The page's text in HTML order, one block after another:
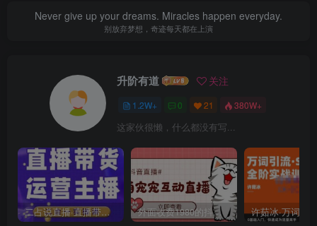
Never give up your dreams. Miracles happen everyday.
别放弃梦想，奇迹每天都在上演
升阶有道 关注
1.2W+ 0 21 380W+
这家伙很懒，什么都没有写...
二占说直播·直播带货主播运营课程，主播运营二合一实操课 外面收费1980的抖音萌宠宠直播项目，可虚拟人直播，抖音报白，实时互动直播【软件+详细教程】